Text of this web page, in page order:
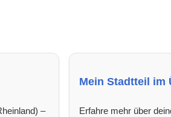
–
Mein Stadtteil im
Erfahre mehr über